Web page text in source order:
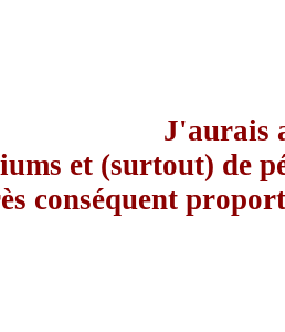
J'aurais
et (surtout) de
conséquent